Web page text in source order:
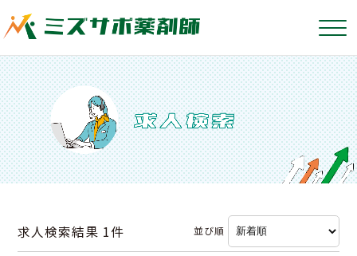
求人検索結果 1件 並び順